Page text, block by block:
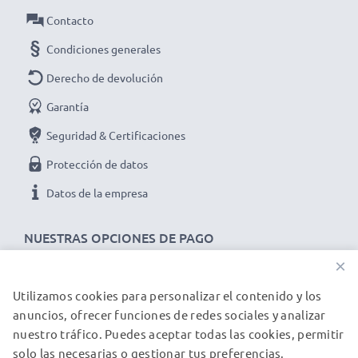
Forma:Flor / Pétalo / Tulipán
Obtén colores más vivos y detalles fotográficos
más nítidos con este Flor / Pétalo / Tulipán
bayoneta Parasol de CELLONIC. ¡Haz tu pedido
ahora y disfruta de una entrega rápida y una
garantía de 3 años!
NUESTRAS OPCIONES DE PAGO
Contacto
Condiciones generales
Derecho de devolución
Garantía
Seguridad & Certificaciones
Protección de datos
Datos de la empresa
NUESTROS PARTNERS DE ENVÍO
×
Utilizamos cookies para personalizar el contenido y los
anuncios, ofrecer funciones de redes sociales y analizar
nuestro tráfico. Puedes aceptar todas las cookies, permitir
solo las necesarias o gestionar tus preferencias.